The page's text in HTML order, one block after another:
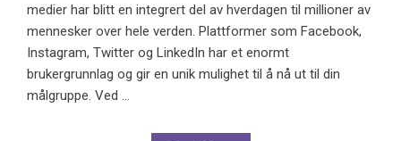
medier har blitt en integrert del av hverdagen til millioner av
mennesker over hele verden. Plattformer som Facebook,
Instagram, Twitter og LinkedIn har et enormt
brukergrunnlag og gir en unik mulighet til å nå ut til din
målgruppe. Ved ...